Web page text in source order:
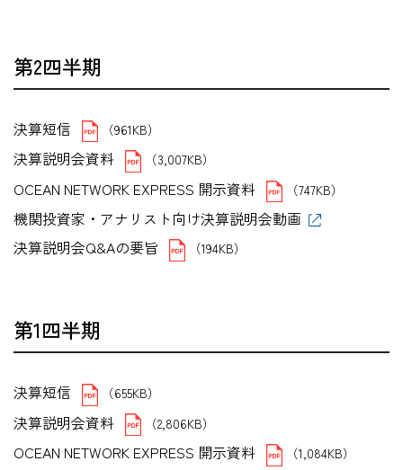
第2四半期
決算短信 （961KB）
決算説明会資料 （3,007KB）
OCEAN NETWORK EXPRESS 開示資料 （747KB）
機関投資家・アナリスト向け決算説明会動画
決算説明会Q&Aの要旨
（194KB）
第1四半期
決算短信 （655KB）
決算説明会資料 （2,806KB）
OCEAN NETWORK EXPRESS 開示資料 （1,084KB）